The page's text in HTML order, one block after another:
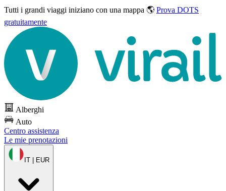
Tutti i grandi viaggi iniziano con una mappa 🌎 Prova DOTS
gratuitamente
Alberghi
Auto
Centro assistenza
Le mie prenotazioni
IT | EUR